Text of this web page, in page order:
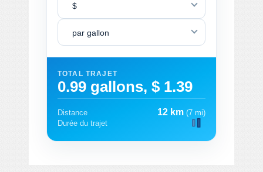
$
par gallon
TOTAL TRAJET
0.99 gallons, $ 1.39
Distance 12 km (7 mi)
Durée du trajet